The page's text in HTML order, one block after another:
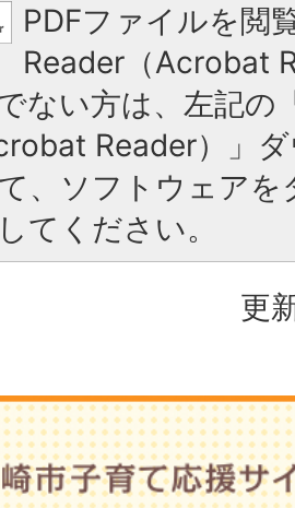
PDFファイルを閲
Reader（Acrobat
ない方は、左記の
Reader）」
、ソフトウェア
てください。
更